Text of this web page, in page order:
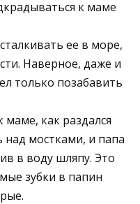
к маме
ее в море,
Наверное, даже и
только позабавить
маме, как раздался
над мостками, и папа
в воду шляпу. Это
зубки в папин